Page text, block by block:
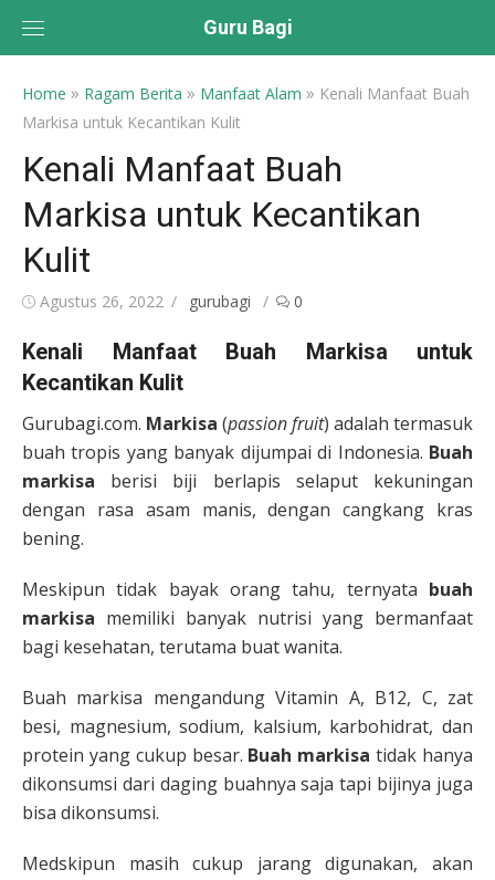
Guru Bagi
Home » Ragam Berita » Manfaat Alam » Kenali Manfaat Buah
Markisa untuk Kecantikan Kulit
Kenali Manfaat Buah
Markisa untuk Kecantikan
Kulit
Posted
Agustus 26, 2022 Author
gurubagi 0
Kenali Manfaat Buah Markisa untuk
Kecantikan Kulit
Gurubagi.com. Markisa (passion fruit) adalah termasuk
buah tropis yang banyak dijumpai di Indonesia. Buah
markisa berisi biji berlapis selaput kekuningan
dengan rasa asam manis, dengan cangkang kras
bening.
Meskipun tidak bayak orang tahu, ternyata buah
markisa memiliki banyak nutrisi yang bermanfaat
bagi kesehatan, terutama buat wanita.
Buah markisa mengandung Vitamin A, B12, C, zat
besi, magnesium, sodium, kalsium, karbohidrat, dan
protein yang cukup besar. Buah markisa tidak hanya
dikonsumsi dari daging buahnya saja tapi bijinya juga
bisa dikonsumsi.
Medskipun masih cukup jarang digunakan, akan